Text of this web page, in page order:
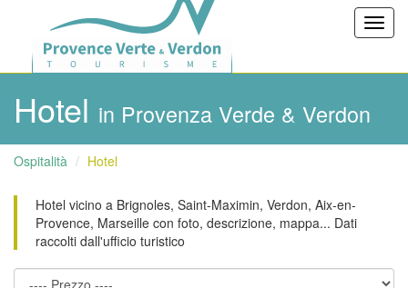
Hotel in Provenza Verde & Verdon
Ospitalità Hotel
Hotel vicino a Brignoles, Saint-Maximin, Verdon, Aix-en-
Provence, Marseille con foto, descrizione, mappa... Dati
raccolti dall'ufficio turistico